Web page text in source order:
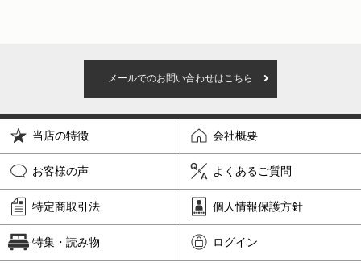
メールでのお問い合わせはこちら
当店の特徴 会社概要
お客様の声 よくあるご質問
特定商取引法 個人情報保護方針
特集・読み物 ログイン